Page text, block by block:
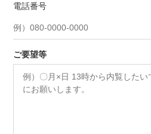
電話番号
ご要望等